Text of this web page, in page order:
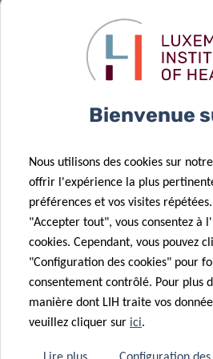
des politiques
pour résoudre
les problèmes
demain
Luxembourg
renouvelle son
contre les
maladies
neurodégénératives
30 Mai 2023
Un nouveau
test sanguin
Bienvenue
Nous utilisons des cookies sur
offrir l'expérience la plus
préférences et vos visites
"Accepter tout", vous consentez à
cookies. Cependant, vous pouvez
"Configuration des cookies" pour
consentement contrôlé. Pour plus
manière dont LIH traite vos
veuillez cliquer sur ici.